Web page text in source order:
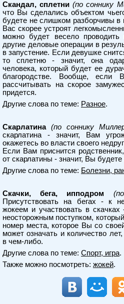
Скандал, сплетни (по соннику
что Вы сделались объектом
будете не слишком разборчивы в
Вас скорее устроят
можно будет весело
другие деловые операции в
в запустение. Если девушке
то сплетню - значит, она
человека, который будет ее
благородстве. Вообще, если
рассчитывать на скорое
придется.
Другие слова по теме: Разное.
Скарлатина (по соннику
скарлатина - значит, Вам
окажетесь во власти своего
Если Вам приснится
от скарлатины - значит, Вы
Другие слова по теме: Болезни,
Скачки, бега, ипподром
Присутствовать на бегах - к
жокеем и участвовать в
неосторожным поступком,
номер места, которое Вы со
может означать и количество
в чем-либо.
Другие слова по теме: Спорт, игра.
Также можно посмотреть: жокей.